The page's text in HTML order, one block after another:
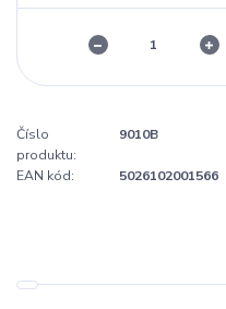
Číslo
produktu:
9010B
EAN kód: 5026102001566